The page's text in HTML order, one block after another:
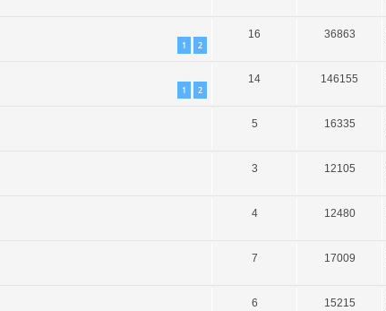
1 2
16 36863
1 2
14 146155
5 16335
3 12105
4 12480
7 17009
6 15215